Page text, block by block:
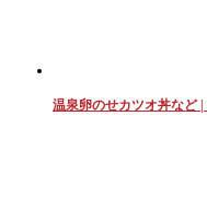
温泉卵のせカツオ丼など